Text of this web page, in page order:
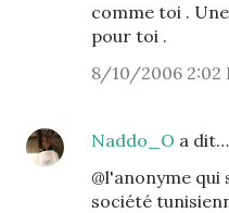
comme toi .
pour toi .
8/10/2006 2:02
Naddo_O a dit…
@l'anonyme
société